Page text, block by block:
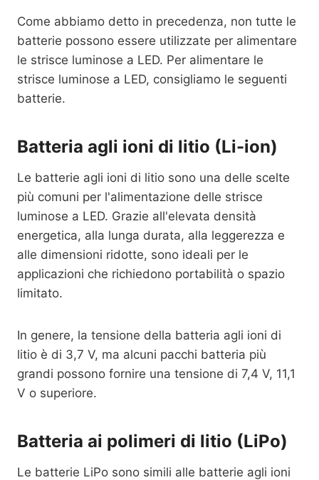
Come abbiamo detto in precedenza, non tutte le
batterie possono essere utilizzate per alimentare
le strisce luminose a LED. Per alimentare le
strisce luminose a LED, consigliamo le seguenti
batterie.
Batteria agli ioni di litio (Li-ion)
Le batterie agli ioni di litio sono una delle scelte
più comuni per l'alimentazione delle strisce
luminose a LED. Grazie all'elevata densità
energetica, alla lunga durata, alla leggerezza e
alle dimensioni ridotte, sono ideali per le
applicazioni che richiedono portabilità o spazio
limitato.
In genere, la tensione della batteria agli ioni di
litio è di 3,7 V, ma alcuni pacchi batteria più
grandi possono fornire una tensione di 7,4 V, 11,1
V o superiore.
Batteria ai polimeri di litio (LiPo)
Le batterie LiPo sono simili alle batterie agli ioni